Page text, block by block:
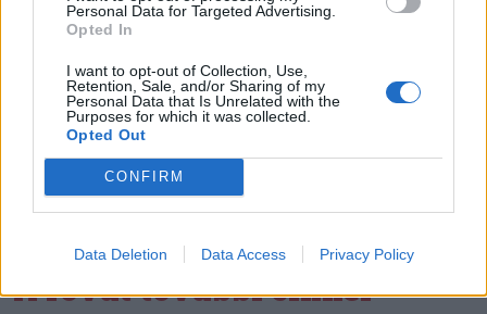
Personal Data for Targeted Advertising.
Opted In
I want to opt-out of Collection, Use,
Retention, Sale, and/or Sharing of my
Personal Data that Is Unrelated with the
Purposes for which it was collected.
Opted Out
CONFIRM
Data Deletion Data Access Privacy Policy
Nőileg
menjünk!
A rovat további cikkei